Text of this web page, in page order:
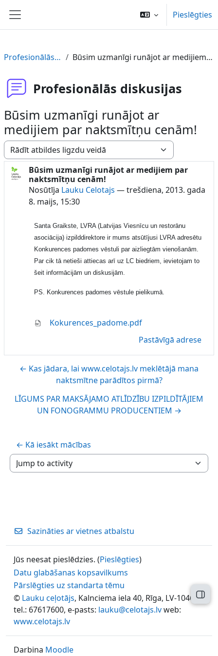
Sānu panelis
Pieslēgties
Profesionālās diskusijas Būsim uzmanīgi runājot ar medijiem par naktsmītņu cenām!
Profesionālās diskusijas
Būsim uzmanīgi runājot ar
medijiem par naktsmītņu cenām!
Rādīšanas režīms
Būsim uzmanīgi runājot ar medijiem par
naktsmītņu cenām!
Nosūtīja Lauku Celotajs —trešdiena, 2013. gada
8. maijs, 15:30
Atbilžu skaits: 0
Santa Graikste, LVRA (Latvijas Viesnīcu un restorānu
asociācija) izpilddirektore ir mums atsūtījusi LVRA adresētu
Konkurences padomes vēstuli par aizliegtām vienošanām.
Par cik tā netieši attiecas arī uz LC biedriem, ievietojam to
šeit informācijām un diskusijām.
PS. Konkurences padomes vēstule pielikumā.
Kokurences_padome.pdf
Pastāvīgā adrese
← Kas jādara, lai www.celotajs.lv meklētājā mana
naktsmītne parādītos pirmā?
LĪGUMS PAR MAKSĀJAMO ATLĪDZĪBU IZPILDĪTĀJIEM
UN FONOGRAMMU PRODUCENTIEM →
← Kā iesākt mācības
Jump to activity
Sazināties ar vietnes atbalstu
Jūs neesat pieslēdzies. (Pieslēgties)
Datu glabāšanas kopsavilkums
Pārslēgties uz standarta tēmu
© Lauku ceļotājs, Kalnciema iela 40, Rīga, LV-1046,
tel.: 67617600, e-pasts: lauku@celotajs.lvweb:
www.celotajs.lv
Darbina Moodle